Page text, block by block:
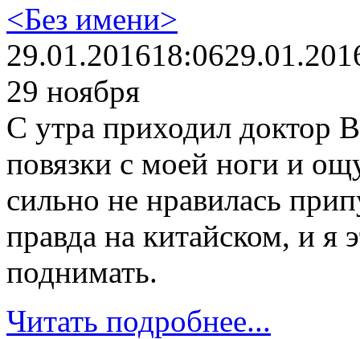
<Без имени>
29.01.201618:06
29 ноября
С утра приходил доктор
повязки с моей ноги и
сильно не нравилась
правда на китайском, и я
поднимать.
Читать подробнее...